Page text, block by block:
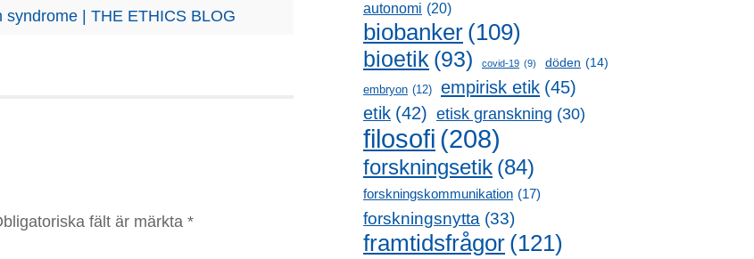
| THE ETHICS BLOG
fält är märkta *
autonomi (20)
biobanker (109)
bioetik (93) covid-19 (9) döden (14)
embryon (12) empirisk etik (45)
etik (42) etisk granskning (30)
filosofi (208)
forskningsetik (84)
forskningskommunikation (17)
forskningsnytta (33)
framtidsfrågor (121)